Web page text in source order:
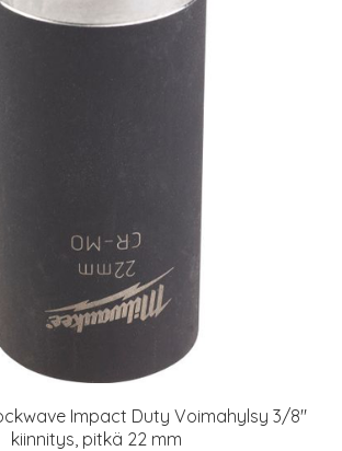
Impact Duty Voimahylsy 3/8"
kiinnitys, pitkä 22 mm